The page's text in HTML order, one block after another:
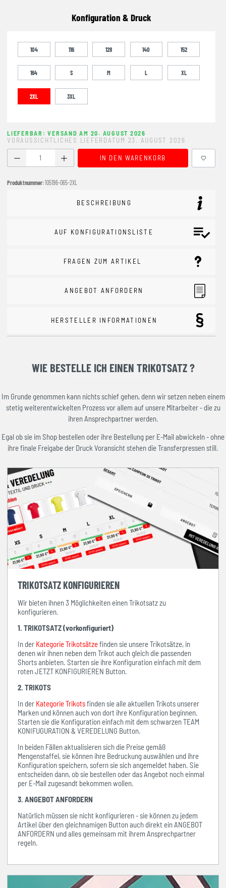
Konfiguration & Druck
104 116 128 140 152
164 S M L XL
2XL 3XL
LIEFERBAR: VERSAND AM 20. AUGUST 2026
VORAUSSICHTLICHES LIEFERDATUM 23. AUGUST 2026
Produkt Anzahl: Gib den gewünschten Wert ein oder
IN DEN WARENKORB
Produktnummer:105196-065-2XL
BESCHREIBUNG
AUF KONFIGURATIONSLISTE
FRAGEN ZUM ARTIKEL
ANGEBOT ANFORDERN
HERSTELLER INFORMATIONEN
WIE BESTELLE ICH EINEN TRIKOTSATZ ?
Im Grunde genommen kann nichts schief gehen, denn wir setzen neben einem
stetig weiterentwickelten Prozess vor allem auf unsere Mitarbeiter - die zu
ihren Ansprechpartner werden.
Egal ob sie im Shop bestellen oder ihre Bestellung per E-Mail abwickeln - ohne
ihre finale Freigabe der Druck Voransicht stehen die Transferpressen still.
TRIKOTSATZ KONFIGURIEREN
Wir bieten ihnen 3 Möglichkeiten einen Trikotsatz zu
konfigurieren.
1. TRIKOTSATZ (vorkonfiguriert)
In der Kategorie Trikotsätzefinden sie unsere Trikotsätze, in
denen wir ihnen neben dem Trikot auch gleich die passenden
Shorts anbieten. Starten sie ihre Konfiguration einfach mit dem
roten JETZT KONFIGURIEREN Button.
2. TRIKOTS
In der Kategorie Trikotsfinden sie alle aktuellen Trikots unserer
Marken und können auch von dort ihre Konfiguration beginnen.
Starten sie die Konfiguration einfach mit dem schwarzen TEAM
KONIFUGURATION & VEREDELUNG Button.
In beiden Fällen aktualisieren sich die Preise gemäß
Mengenstaffel, sie können ihre Bedruckung auswählen und ihre
Konfiguration speichern, sofern sie sich angemeldet haben. Sie
entscheiden dann, ob sie bestellen oder das Angebot noch einmal
per E-Mail zugesandt bekommen wollen.
3. ANGEBOT ANFORDERN
Natürlich müssen sie nicht konfigurieren - sie können zu jedem
Artikel über den gleichnamigen Button auch direkt ein ANGEBOT
ANFORDERN und alles gemeinsam mit ihrem Ansprechpartner
regeln.